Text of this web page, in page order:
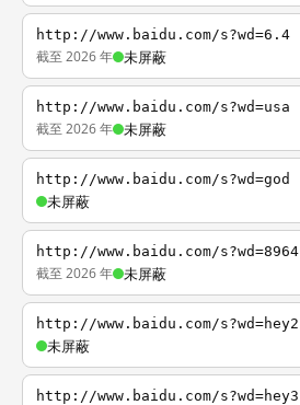
http://www.baidu.com/s?wd=6.4
截至 2026 年 未屏蔽
http://www.baidu.com/s?wd=usa
截至 2026 年 未屏蔽
http://www.baidu.com/s?wd=god
未屏蔽
http://www.baidu.com/s?wd=8964
截至 2026 年 未屏蔽
http://www.baidu.com/s?wd=hey2
未屏蔽
http://www.baidu.com/s?wd=hey3